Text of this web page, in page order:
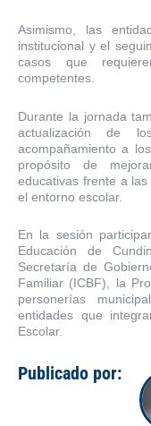
Asimismo, las
institucional y el
casos que
competentes.
Durante la jornada
actualización de
acompañamiento a
propósito de
educativas frente a
el entorno escolar.
En la sesión
Educación de
Secretaría de
Familiar (ICBF), la
personerías
entidades que
Escolar.
Publicado por: